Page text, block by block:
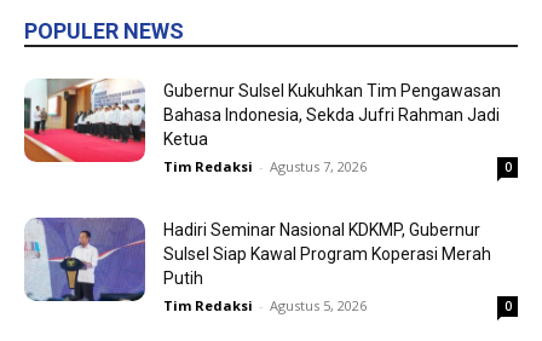
POPULER NEWS
Gubernur Sulsel Kukuhkan Tim Pengawasan
Bahasa Indonesia, Sekda Jufri Rahman Jadi
Ketua
Tim Redaksi - Agustus 7, 2026 0
Hadiri Seminar Nasional KDKMP, Gubernur
Sulsel Siap Kawal Program Koperasi Merah
Putih
Tim Redaksi - Agustus 5, 2026 0